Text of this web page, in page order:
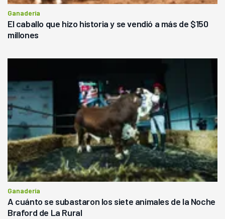
Ganadería
El caballo que hizo historia y se vendió a más de $150
millones
Ganadería
A cuánto se subastaron los siete animales de la Noche
Braford de La Rural